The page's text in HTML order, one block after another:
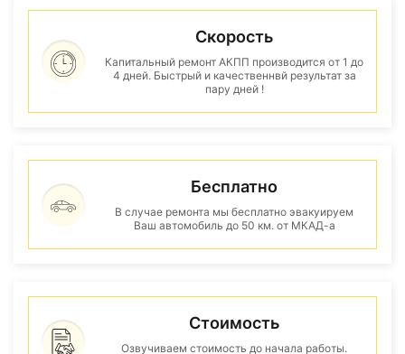
Скорость
Капитальный ремонт АКПП производится от 1 до
4 дней. Быстрый и качественнвй результат за
пару дней !
Бесплатно
В случае ремонта мы бесплатно эвакуируем
Ваш автомобиль до 50 км. от МКАД-а
Стоимость
Озвучиваем стоимость до начала работы.